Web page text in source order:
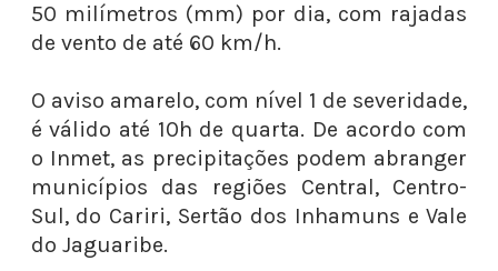
50 milímetros (mm) por dia, com rajadas
de vento de até 60 km/h.
O aviso amarelo, com nível 1 de severidade,
é válido até 10h de quarta. De acordo com
o Inmet, as precipitações podem abranger
municípios das regiões Central, Centro-
Sul, do Cariri, Sertão dos Inhamuns e Vale
do Jaguaribe.